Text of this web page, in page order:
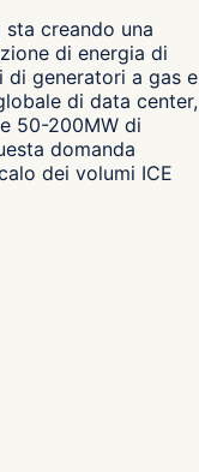
creando una
di energia di
generatori a gas e
di data center,
50-200MW di
domanda
dei volumi ICE